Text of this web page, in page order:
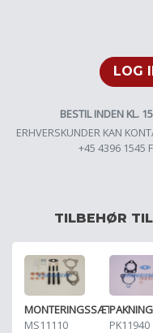
LOG
BESTIL INDEN KL.
ERHVERSKUNDER KAN
+45 4396 1545
TILBEHØR
MONTERINGSSÆT
MS11110
PK11940